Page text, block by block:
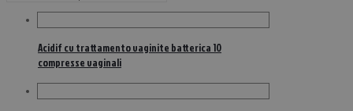
Acidif cv trattamento vaginite batterica 10
compresse vaginali